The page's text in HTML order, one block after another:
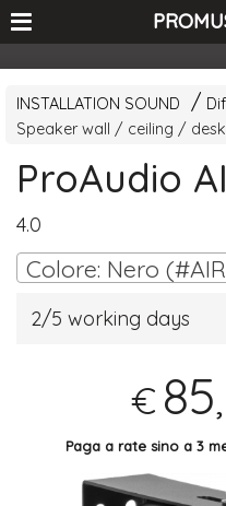
<-- Curio's GSC -->
INSTALLATION SOUND
Speaker wall / ceiling / desk
ProAudio
4.0
Colore: Nero
2/5 working days
€ 85
Paga a rate sino a 3